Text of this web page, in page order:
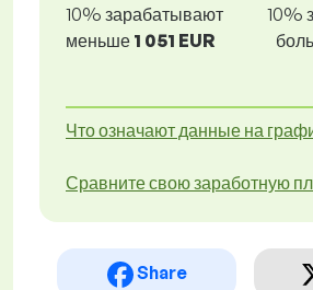
10% зарабатывают
меньше 1 051 EUR
10%
Что означают данные на
Сравните свою заработную
Share